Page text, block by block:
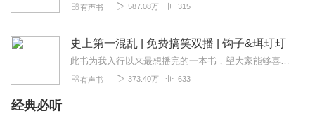
好有趣的故事 ，好风趣的讲述，人物朗诵声色俱厉，未来可
2022-09-05
听友285350339
睇过文字版，仲系觉得子轩讲得生动盏鬼，人物代入感出其
有声书 587.08万 315
史上第一混乱 | 免费搞笑双播 | 钩子&珥玎玎
此书为我入行以来最想播完的一本书，望大家能够喜欢！这是我第一本听完的小说（很喜欢牛大宝版的）爆笑！历史人物！穿越反穿越！帝王将相！千军万马！兄弟情深！
有声书 373.40万 633
经典必听